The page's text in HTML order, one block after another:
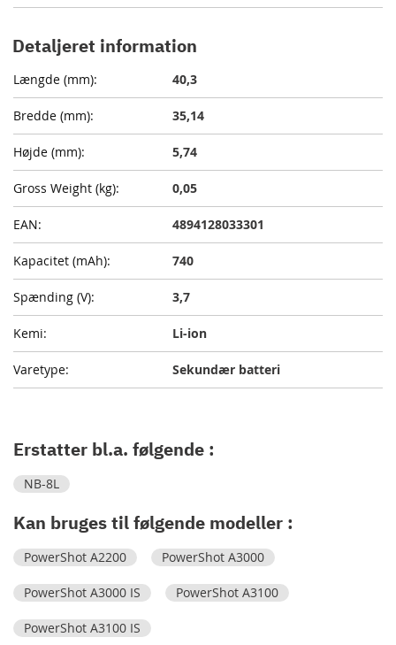
Detaljeret information
40,3
35,14
5,74
0,05
4894128033301
740
3,7
Li-ion
Sekundær batteri
Erstatter bl.a. følgende :
NB-8L
Kan bruges til følgende modeller :
PowerShot A2200 PowerShot A3000
PowerShot A3000 IS PowerShot A3100
PowerShot A3100 IS